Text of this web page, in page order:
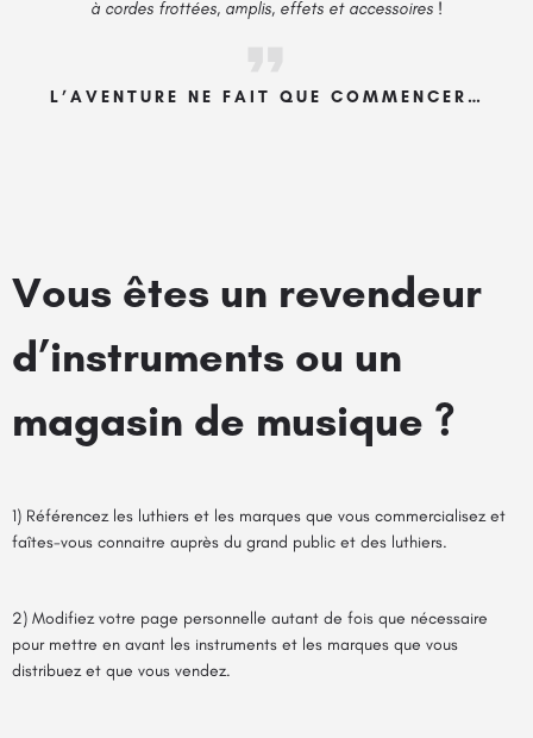
à cordes frottées, amplis, effets et accessoires !
L’AVENTURE NE FAIT QUE COMMENCER…
Vous êtes un revendeur
d’instruments ou un
magasin de musique ?
1) Référencez les luthiers et les marques que vous commercialisez et
faîtes-vous connaitre auprès du grand public et des luthiers.
2) Modifiez votre page personnelle autant de fois que nécessaire
pour mettre en avant les instruments et les marques que vous
distribuez et que vous vendez.